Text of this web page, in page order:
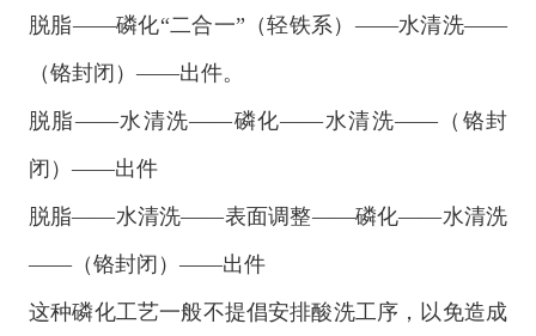
脱脂——磷化“二合一”（轻铁系）——水清洗——
（铬封闭）——出件。
脱脂——水清洗——磷化——水清洗——（铬封
闭）——出件
脱脂——水清洗——表面调整——磷化——水清洗
——（铬封闭）——出件
这种磷化工艺一般不提倡安排酸洗工序，以免造成